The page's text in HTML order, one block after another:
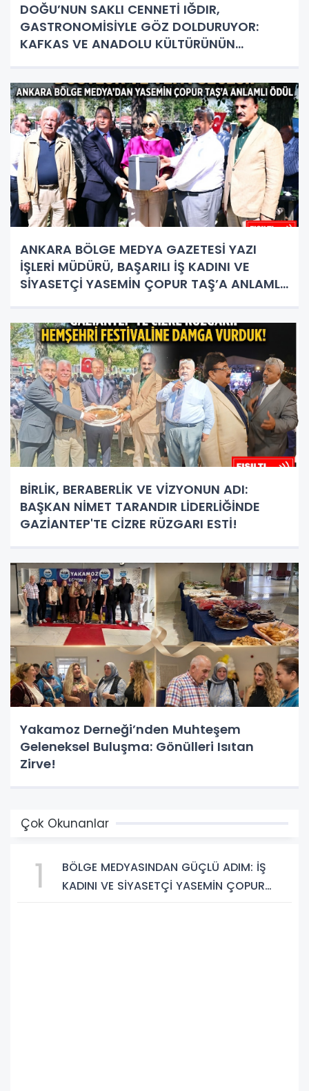
DOĞU’NUN SAKLI CENNETİ IĞDIR,
GASTRONOMİSİYLE GÖZ DOLDURUYOR:
KAFKAS VE ANADOLU KÜLTÜRÜNÜN
ANKARA BÖLGE MEDYA GAZETESİ YAZI
İŞLERİ MÜDÜRÜ, BAŞARILI İŞ KADINI VE
SİYASETÇİ YASEMİN ÇOPUR TAŞ’A ANLAMLI
BİRLİK, BERABERLİK VE VİZYONUN ADI:
BAŞKAN NİMET TARANDIR LİDERLİĞİNDE
GAZİANTEP'TE CİZRE RÜZGARI ESTİ!
Yakamoz Derneği’nden Muhteşem
Geleneksel Buluşma: Gönülleri Isıtan
Zirve!
Çok Okunanlar
1
BÖLGE MEDYASINDAN GÜÇLÜ ADIM: İŞ
KADINI VE SİYASETÇİ YASEMİN ÇOPUR